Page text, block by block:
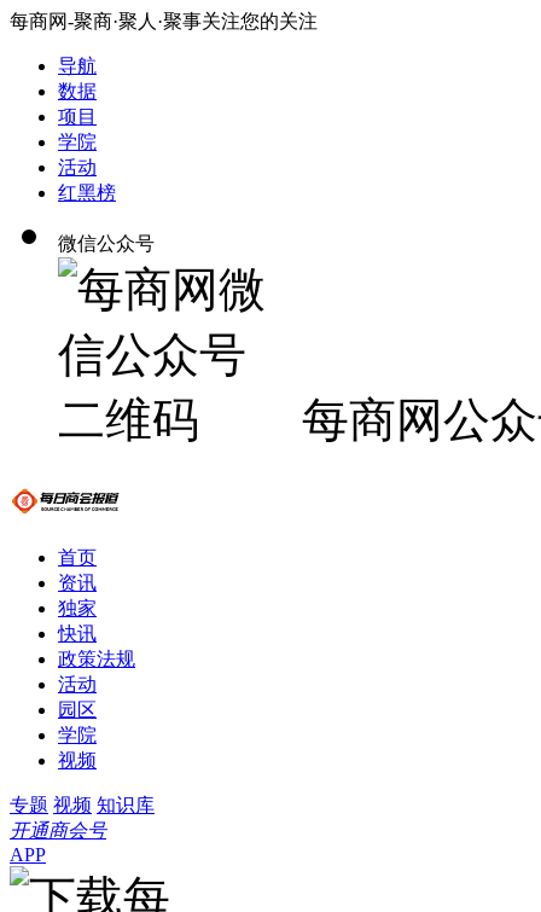
每商网-聚商·聚人·聚事关注您的关注
导航
数据
项目
学院
活动
红黑榜
微信公众号
每商网公
首页
资讯
独家
快讯
政策法规
活动
园区
学院
视频
专题 视频 知识库
开通商会号
APP